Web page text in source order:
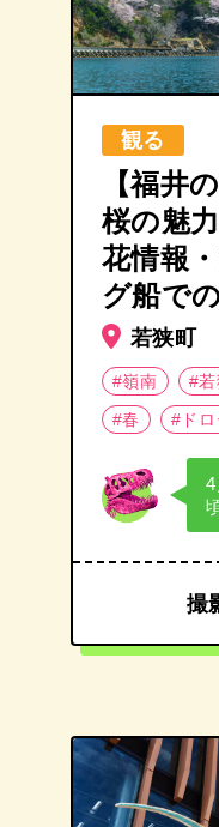
観る
【福井
桜の魅
花情報
グ船で
若狭町
#嶺南
#
#春
#ドロ
撮